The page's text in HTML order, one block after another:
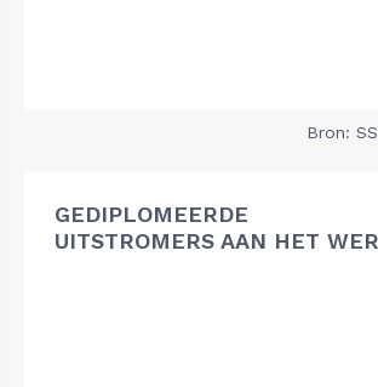
Bron:
GEDIPLOMEERDE
UITSTROMERS AAN HET